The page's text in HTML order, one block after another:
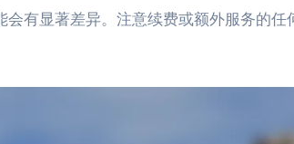
有显著差异。注意续费或额外服务的任